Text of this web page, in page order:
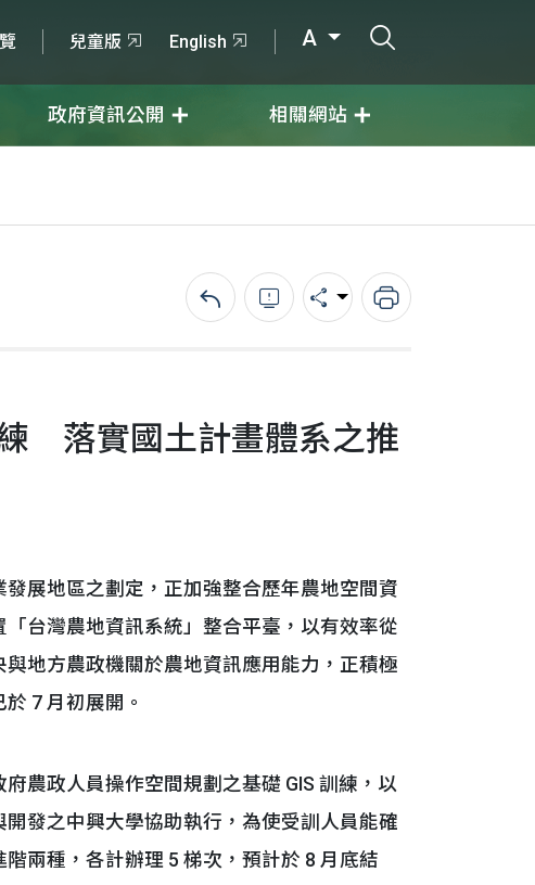
兒童版 English A
政府資訊公開 相關網站
回上一頁錯誤回報分享 列印
落實國土計畫體系之推
展地區之劃定，正加強整合歷年農地空間資
台灣農地資訊系統」整合平臺，以有效率從
地方農政機關於農地資訊應用能力，正積極
7 月初展開。
政人員操作空間規劃之基礎 GIS 訓練，以
發之中興大學協助執行，為使受訓人員能確
兩種，各計辦理 5 梯次，預計於 8 月底結